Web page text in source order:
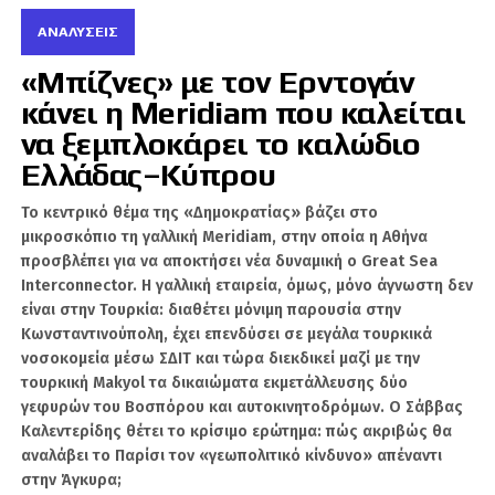
που τους αξίζει», είπε, προσθέτοντας ότι η
Αλβανία και οι Αλβανοί θα πάρουν αυτό που
δικαιούνται για την ανάπτυξη της οικονομίας
τους.
Στο επίκεντρο της τοποθέτησής του βρέθηκαν
και τα πολυτελή τουριστικά θέρετρα, τα οποία
υπερασπίστηκε με ιδιαίτερη ένταση. Ο Ράμα
απάντησε σε όσους διερωτώνται γιατί η
Αλβανία χρειάζεται τέτοιες επενδύσεις,
υποστηρίζοντας ότι τα πολυτελή resorts είναι
εκείνα που φέρνουν τα υψηλότερα έσοδα από
τον τουρισμό.
Μάλιστα, σε μια χαρακτηριστική αποστροφή,
είπε ότι όποιος έχει απορίες μπορεί να ρωτήσει
ακόμη και το ChatGPT, το οποίο, όπως
ανέφερε, θα απαντήσει ότι τα πολυτελή
θέρετρα παράγουν εισόδημα. Με αυτόν τον
ΑΝΑΛΎΣΕΙΣ
«Μπίζνες» με τον Ερντογάν
κάνει η Meridiam που καλείται
να ξεμπλοκάρει το καλώδιο
Ελλάδας–Κύπρου
Το κεντρικό θέμα της «Δημοκρατίας» βάζει στο
μικροσκόπιο τη γαλλική Meridiam, στην οποία η Αθήνα
προσβλέπει για να αποκτήσει νέα δυναμική ο Great Sea
Interconnector. Η γαλλική εταιρεία, όμως, μόνο άγνωστη δεν
είναι στην Τουρκία: διαθέτει μόνιμη παρουσία στην
Κωνσταντινούπολη, έχει επενδύσει σε μεγάλα τουρκικά
νοσοκομεία μέσω ΣΔΙΤ και τώρα διεκδικεί μαζί με την
τουρκική Makyol τα δικαιώματα εκμετάλλευσης δύο
γεφυρών του Βοσπόρου και αυτοκινητοδρόμων. Ο Σάββας
Καλεντερίδης θέτει το κρίσιμο ερώτημα: πώς ακριβώς θα
αναλάβει το Παρίσι τον «γεωπολιτικό κίνδυνο» απέναντι
στην Άγκυρα;